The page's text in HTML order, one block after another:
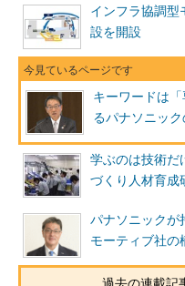
インフラ協調型
設を開設
キーワードは
るパナソニッ
学ぶのは技術だ
づくり人材育成
パナソニックが
モーティブ社の
過去の連載記